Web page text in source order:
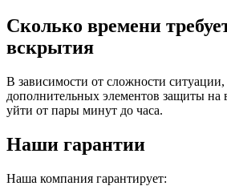
Сколько времени
вскрытия
В зависимости от сложности
дополнительных элементов защиты на
уйти от пары минут до часа.
Наши гарантии
Наша компания гарантирует: